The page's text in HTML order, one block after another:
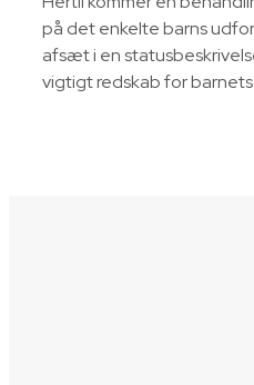
på det enkelte barns
afsæt i en
vigtigt redskab for